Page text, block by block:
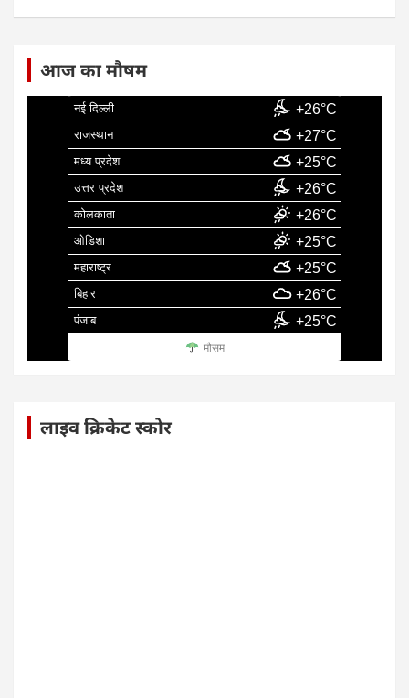
आज का मौषम
नई दिल्ली +26°C
राजस्थान +27°C
मध्य प्रदेश +25°C
उत्तर प्रदेश +26°C
कोलकाता +26°C
ओडिशा +25°C
महाराष्ट्र +25°C
बिहार +26°C
पंजाब +25°C
मौसम
लाइव क्रिकेट स्कोर